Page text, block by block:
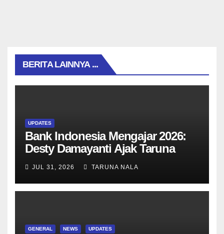
BERITA LAINNYA ...
UPDATES
Bank Indonesia Mengajar 2026:
Desty Damayanti Ajak Taruna
Menjadi Generasi Pemimpin
Berwawasan Global
JUL 31, 2026 TARUNA NALA
GENERAL NEWS UPDATES